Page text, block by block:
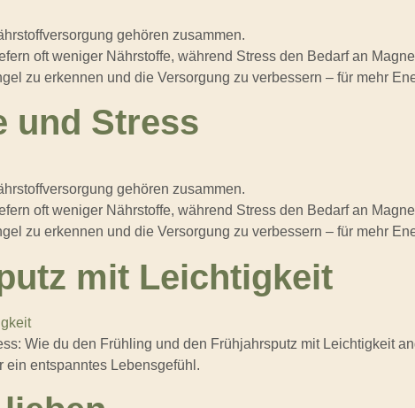
gehören zusammen.
oft weniger Nährstoffe, während Stress den Bedarf an
zu erkennen und die Versorgung zu verbessern – für mehr
und Stress
gehören zusammen.
oft weniger Nährstoffe, während Stress den Bedarf an
zu erkennen und die Versorgung zu verbessern – für mehr
mit Leichtigkeit
Wie du den Frühling und den Frühjahrsputz mit Leichtigkeit
ein entspanntes Lebensgefühl.